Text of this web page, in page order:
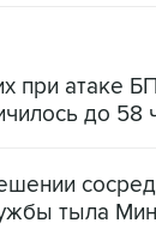
при атаке
до 58
тыла